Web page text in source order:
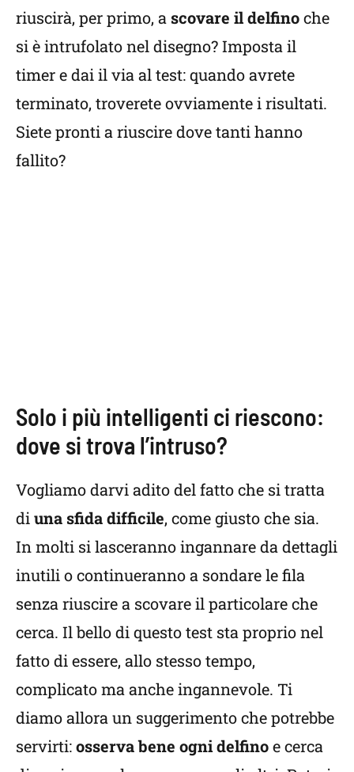
riuscirà, per primo, a scovare il delfinoche
si è intrufolato nel disegno? Imposta il
timer e dai il via al test: quando avrete
terminato, troverete ovviamente i risultati.
Siete pronti a riuscire dove tanti hanno
fallito?
Solo i più intelligenti ci riescono:
dove si trova l’intruso?
Vogliamo darvi adito del fatto che si tratta
diuna sfida difficile, come giusto che sia.
In molti si lasceranno ingannare da dettagli
inutili o continueranno a sondare le fila
senza riuscire a scovare il particolare che
cerca. Il bello di questo test sta proprio nel
fatto di essere, allo stesso tempo,
complicato ma anche ingannevole. Ti
diamo allora un suggerimento che potrebbe
servirti:osserva bene ogni delfinoe cerca